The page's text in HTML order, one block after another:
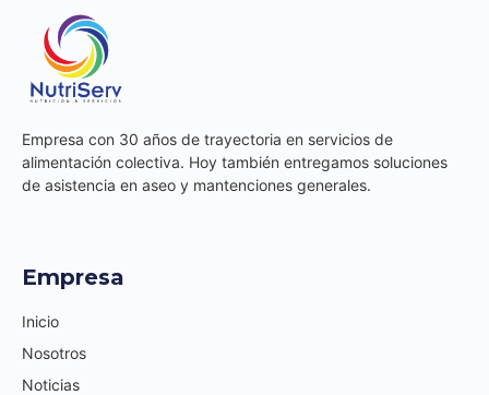
Empresa con 30 años de trayectoria en servicios de
alimentación colectiva. Hoy también entregamos soluciones
de asistencia en aseo y mantenciones generales.
Empresa
Inicio
Nosotros
Noticias